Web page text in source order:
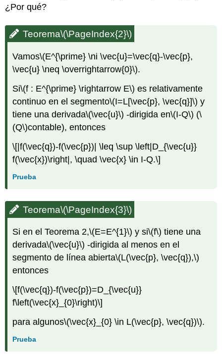
¿Por qué?
Teorema\(\PageIndex{2}\)
Vamos\(E^{\prime} \ni \vec{u}=\vec{q}-\vec{p},
\vec{u} \neq \overrightarrow{0}\).
Si\(f : E^{\prime} \rightarrow E\) es relativamente
continuo en el segmento\(I=L[\vec{p}, \vec{q}]\) y
tiene una derivada\(\vec{u}\) -dirigida en\(I-Q\) (\
(Q\)contable), entonces
\[|f(\vec{q})-f(\vec{p})| \leq \sup \left|D_{\vec{u}}
f(\vec{x})\right|, \quad \vec{x} \in I-Q.\]
Prueba
Teorema\(\PageIndex{3}\)
Si en el Teorema 2,\(E=E^{1}\) y si\(f\) tiene una
derivada\(\vec{u}\) -dirigida al menos en el
segmento de línea abierta\(L(\vec{p}, \vec{q}),\)
entonces
\[f(\vec{q})-f(\vec{p})=D_{\vec{u}}
f\left(\vec{x}_{0}\right)\]
para algunos\(\vec{x}_{0} \in L(\vec{p}, \vec{q})\).
Prueba